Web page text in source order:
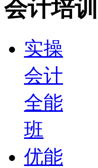
会计培训
实操
会计
全能
班
优能